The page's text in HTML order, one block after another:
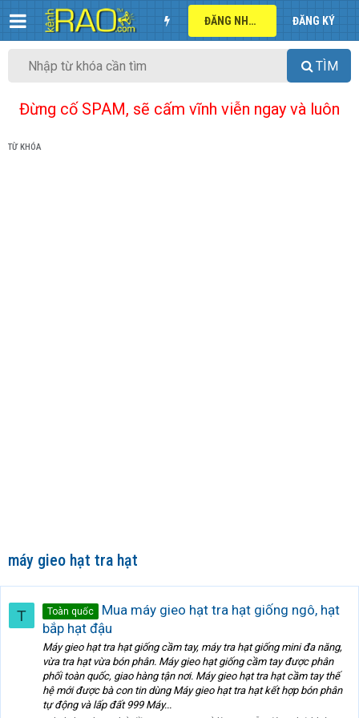
ĐĂNG NHẬP ĐĂNG KÝ
TÌM
Đừng cố SPAM, sẽ cấm vĩnh viễn ngay và luôn
TỪ KHÓA
máy gieo hạt tra hạt
T Toàn quốc
Mua máy gieo hạt tra hạt giống ngô, hạt
bắp hạt đậu
Máy gieo hạt tra hạt giống cầm tay, máy tra hạt giống mini đa năng,
vừa tra hạt vừa bón phân. Máy gieo hạt giống cầm tay được phân
phối toàn quốc, giao hàng tận nơi. Máy gieo hạt tra hạt cầm tay thế
hệ mới được bà con tin dùng Máy gieo hạt tra hạt kết hợp bón phân
tự động và lấp đất 999 Máy...